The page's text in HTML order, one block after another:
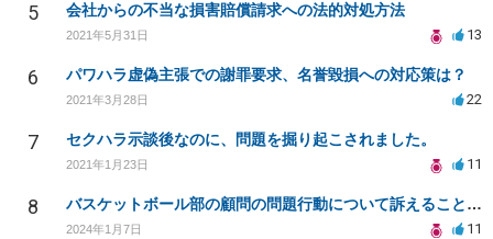
5 会社からの不当な損害賠償請求への法的対処方法
2021年5月31日 13
6 パワハラ虚偽主張での謝罪要求、名誉毀損への対応策は？
2021年3月28日 22
7 セクハラ示談後なのに、問題を掘り起こされました。
2021年1月23日 11
8 バスケットボール部の顧問の問題行動について訴えることは可能でしょうか？
2024年1月7日 11